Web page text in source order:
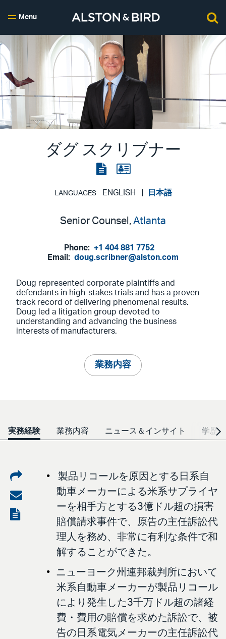
Menu
ダグ スクリブナー
View
PDF
View
vCard
LANGUAGES ENGLISH 日本語
Senior Counsel, Atlanta
Phone: +1 404 881 7752
Email: doug.scribner@alston.com
Doug represented corporate plaintiffs and
defendants in high-stakes trials and has a proven
track record of delivering phenomenal results.
Doug led a litigation group devoted to
understanding and advancing the business
interests of manufacturers.
業務内容
実務経験 業務内容 ニュース＆インサイト 学歴
Share
on
LinkedIn
Share
via
View
製品リコールを原因とする日系自
動車メーカーによる米系サプライヤ
ーを相手方とする3億ドル超の損害
賠償請求事件で、原告の主任訴訟代
理人を務め、非常に有利な条件で和
解することができた。
ニューヨーク州連邦裁判所において
米系自動車メーカーが製品リコール
により発生した3千万ドル超の諸経
費・費用の賠償を求めた訴訟で、被
告の日系電気メーカーの主任訴訟代